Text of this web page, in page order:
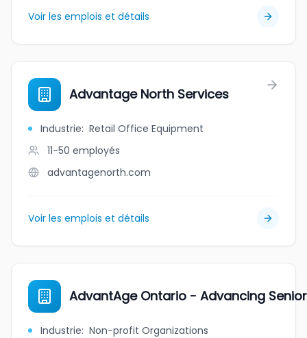
Voir les emplois et détails
Advantage North Services
Industrie: Retail Office Equipment
11-50 employés
advantagenorth.com
Voir les emplois et détails
AdvantAge Ontario - Advancing
Industrie: Non-profit Organizations